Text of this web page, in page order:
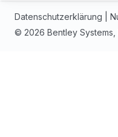
© 2026 Bentley Systems,
Datenschutzerklärung